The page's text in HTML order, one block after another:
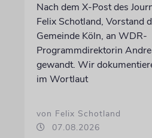
Nach dem X-Post des
Felix Schotland, Vorstand
Gemeinde Köln, an WDR-
Programmdirektorin
gewandt. Wir
im Wortlaut
von Felix Schotland
07.08.2026